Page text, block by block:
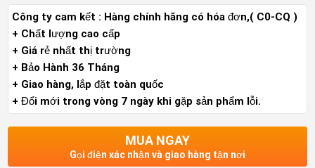
Công ty cam kết : Hàng chính hãng có hóa đơn,( C0-CQ )
+ Chất lượng cao cấp
+ Giá rẻ nhất thị trường
+ Bảo Hành 36 Tháng
+ Giao hàng, lắp đặt toàn quốc
+ Đổi mới trong vòng 7 ngày khi gặp sản phẩm lỗi.
MUA NGAY
Gọi điện xác nhận và giao hàng tận nơi